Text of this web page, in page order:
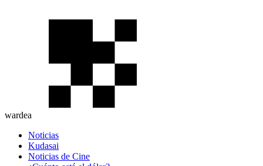
wardea
Noticias
Kudasai
Noticias de Cine